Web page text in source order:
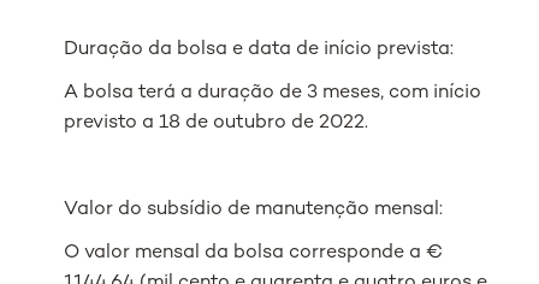
Duração da bolsa e data de início prevista:
A bolsa terá a duração de 3 meses, com início
previsto a 18 de outubro de 2022.
Valor do subsídio de manutenção mensal:
O valor mensal da bolsa corresponde a €